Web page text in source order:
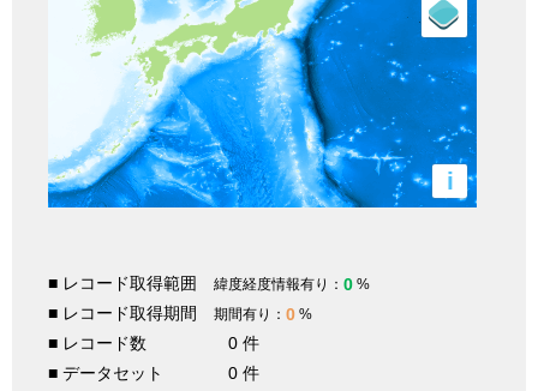
i
■ レコード取得範囲 緯度経度情報有り： 0 %
■ レコード取得期間 期間有り： 0 %
■ レコード数
0 件
■ データセット
0 件